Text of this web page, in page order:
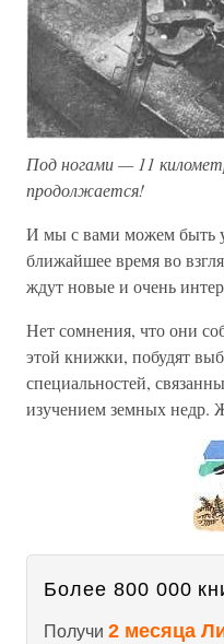
Под ногами — 11
продолжается!
И мы с вами можем быть
ближайшее время во
ждут новые и очень
Нет сомнения, что они
этой книжки, побудят
специальностей,
изучением земных недр.
Более 800 000
Получи 2 месяца